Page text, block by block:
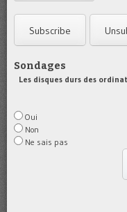
Sondages
Les disques durs des
Oui
Non
Ne sais pas